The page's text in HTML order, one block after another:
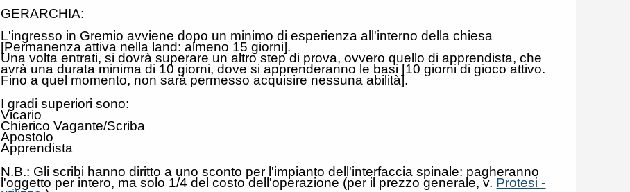
GERARCHIA:
L'ingresso in Gremio avviene dopo un minimo di esperienza all'interno della chiesa
[Permanenza attiva nella land: almeno 15 giorni].
Una volta entrati, si dovrà superare un altro step di prova, ovvero quello di apprendista, che
avrà una durata minima di 10 giorni, dove si apprenderanno le basi [10 giorni di gioco attivo.
Fino a quel momento, non sarà permesso acquisire nessuna abilità].
I gradi superiori sono:
Vicario
Chierico Vagante/Scriba
Apostolo
Apprendista
N.B.: Gli scribi hanno diritto a uno sconto per l'impianto dell'interfaccia spinale: pagheranno
l'oggetto per intero, ma solo 1/4 del costo dell'operazione (per il prezzo generale, v. Protesi -